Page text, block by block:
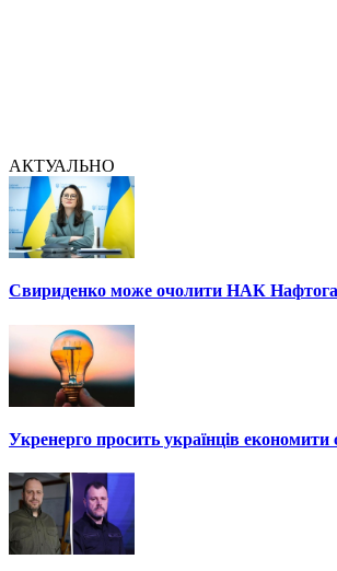
АКТУАЛЬНО
Свириденко може очолити НАК
Укренерго просить українців економити